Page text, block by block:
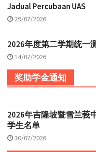
Jadual Percubaan UAS
29/07/2026
2026年度第二学期统一
14/07/2026
奖助学金通知
2026年吉隆坡暨雪兰莪
学生名单
30/07/2026